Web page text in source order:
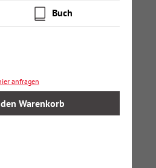
Buch
anfragen
Wert ein
Warenkorb